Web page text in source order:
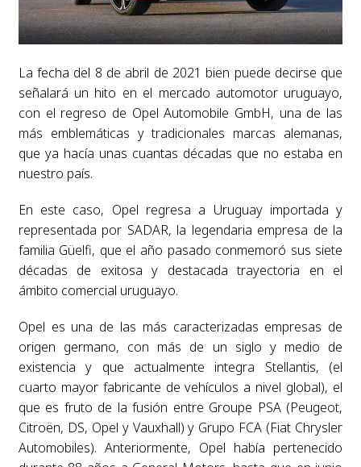
La fecha del 8 de abril de 2021 bien puede decirse que
señalará un hito en el mercado automotor uruguayo,
con el regreso de Opel Automobile GmbH, una de las
más emblemáticas y tradicionales marcas alemanas,
que ya hacía unas cuantas décadas que no estaba en
nuestro país.
En este caso, Opel regresa a Uruguay importada y
representada por SADAR, la legendaria empresa de la
familia Güelfi, que el año pasado conmemoró sus siete
décadas de exitosa y destacada trayectoria en el
ámbito comercial uruguayo.
Opel es una de las más caracterizadas empresas de
origen germano, con más de un siglo y medio de
existencia y que actualmente integra Stellantis, (el
cuarto mayor fabricante de vehículos a nivel global), el
que es fruto de la fusión entre Groupe PSA (Peugeot,
Citroën, DS, Opel y Vauxhall) y Grupo FCA (Fiat Chrysler
Automobiles). Anteriormente, Opel había pertenecido